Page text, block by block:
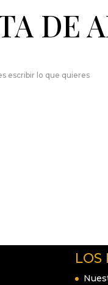
DE
escribir lo que quieres
LOS